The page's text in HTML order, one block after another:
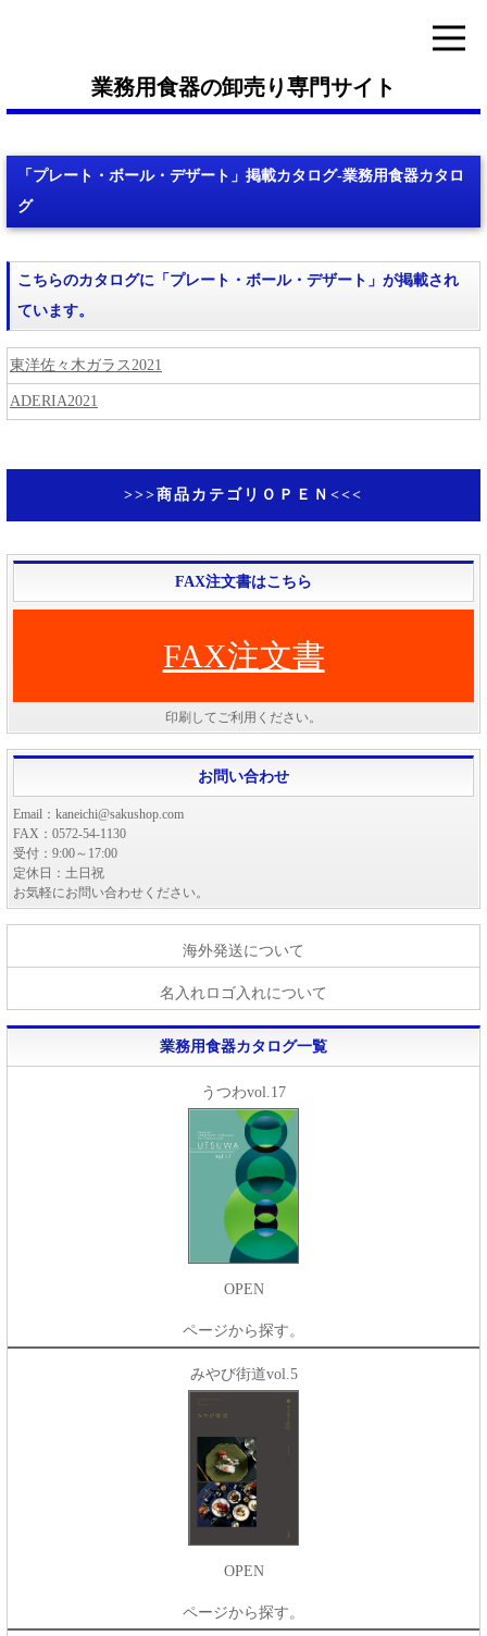
業務用食器の卸売り専門サイト
「プレート・ボール・デザート」掲載カタログ-業務用食器カタロ
グ
こちらのカタログに「プレート・ボール・デザート」が掲載され
ています。
東洋佐々木ガラス2021
ADERIA2021
>>>商品カテゴリＯＰＥＮ<<<
FAX注文書はこちら
FAX注文書
印刷してご利用ください。
お問い合わせ
Email：kaneichi@sakushop.com
FAX：0572-54-1130
受付：9:00～17:00
定休日：土日祝
お気軽にお問い合わせください。
海外発送について
名入れロゴ入れについて
業務用食器カタログ一覧
うつわvol.17
OPEN
ページから探す。
みやび街道vol.5
OPEN
ページから探す。